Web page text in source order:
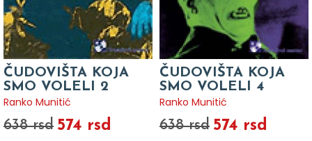
ČUDOVIŠTA KOJA
SMO VOLELI 2
Ranko Munitić
638 rsd 574 rsd
ČUDOVIŠTA KOJA
SMO VOLELI 4
Ranko Munitić
638 rsd 574 rsd